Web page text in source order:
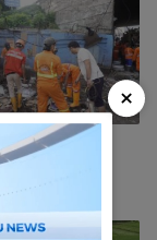
Kecamatan
Bongkar 10
Tutup
Jalan
×